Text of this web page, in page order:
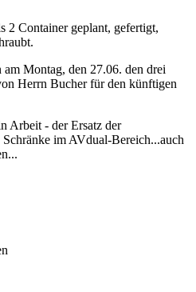
2 Container geplant, gefertigt,
Montag, den 27.06. den drei
Herrn Bucher für den künftigen
Arbeit - der Ersatz der
Schränke im AVdual-Bereich...auch